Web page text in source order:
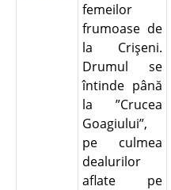
femeilor
frumoase de
la Crişeni.
Drumul se
întinde până
la ”Crucea
Goagiului”,
pe culmea
dealurilor
aflate pe